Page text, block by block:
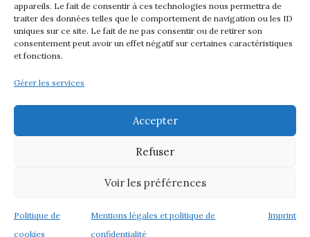
appareils. Le fait de consentir à ces technologies nous permettra de
traiter des données telles que le comportement de navigation ou les ID
uniques sur ce site. Le fait de ne pas consentir ou de retirer son
consentement peut avoir un effet négatif sur certaines caractéristiques
et fonctions.
Gérer les services
Accepter
Refuser
Voir les préférences
Politique de
cookies
Mentions légales et politique de
confidentialité
Imprint
CGV et Retours
Mentions légales & confidentialité
© 2026 Asso M&M - Thème WordPress par
Kadence WP